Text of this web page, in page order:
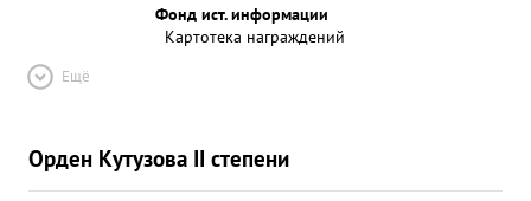
Фонд ист. информации
Картотека награждений
Ещё
Орден Кутузова II степени